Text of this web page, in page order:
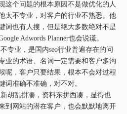
这个问题的根本原因不是做优化的人
太不专业，对客户的行业不熟悉。他
词也有人搜，但是绝大多数绝对不是
Adwords Planner也会说谎。
业，是国内seo行业普遍存在的问
业的术语、名词一定需要和客户多沟
呢，客户只要结果，根本不会对过程
词准确不准确，对不对。
乱拼凑，资料东拼西凑，显得也
到网站的潜在客户，也会默默地离开